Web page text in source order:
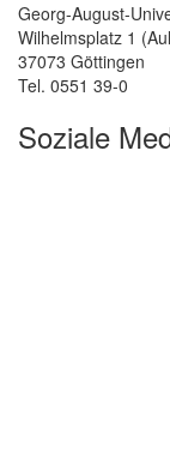
Georg-August-
Wilhelmsplatz 1
37073 Göttingen
Tel. 0551 39-0
Soziale